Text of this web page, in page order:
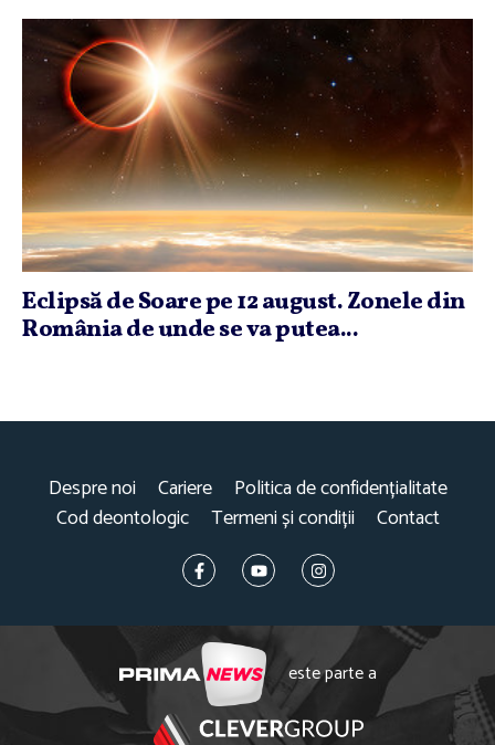
Eclipsă de Soare pe 12 august. Zonele din
România de unde se va putea...
Despre noi Cariere
Politica de confidențialitate
Cod deontologic
Termeni și condiții Contact
este parte a